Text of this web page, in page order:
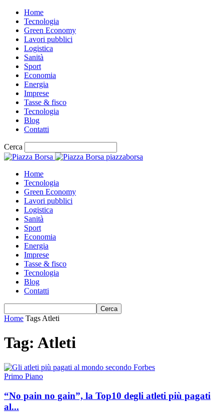
Home
Tecnologia
Green Economy
Lavori pubblici
Logistica
Sanità
Sport
Economia
Energia
Imprese
Tasse & fisco
Tecnologia
Blog
Contatti
Cerca
piazzaborsa
Home
Tecnologia
Green Economy
Lavori pubblici
Logistica
Sanità
Sport
Economia
Energia
Imprese
Tasse & fisco
Tecnologia
Blog
Contatti
Home Tags Atleti
Tag: Atleti
Primo Piano
“No pain no gain”, la Top10 degli atleti più pagati
al...